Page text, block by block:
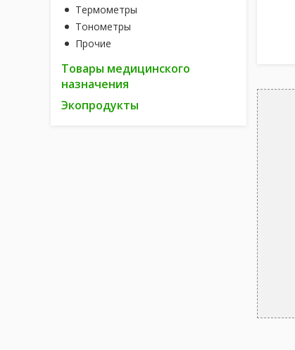
Термометры
Тонометры
Прочие
Товары медицинского
назначения
Экопродукты